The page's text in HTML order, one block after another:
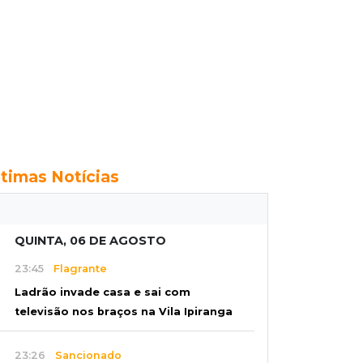
Notícias
QUINTA, 06 DE AGOSTO
23:45 Flagrante
Ladrão invade casa e sai com
televisão nos braços na Vila Ipiranga
23:26 Sancionado